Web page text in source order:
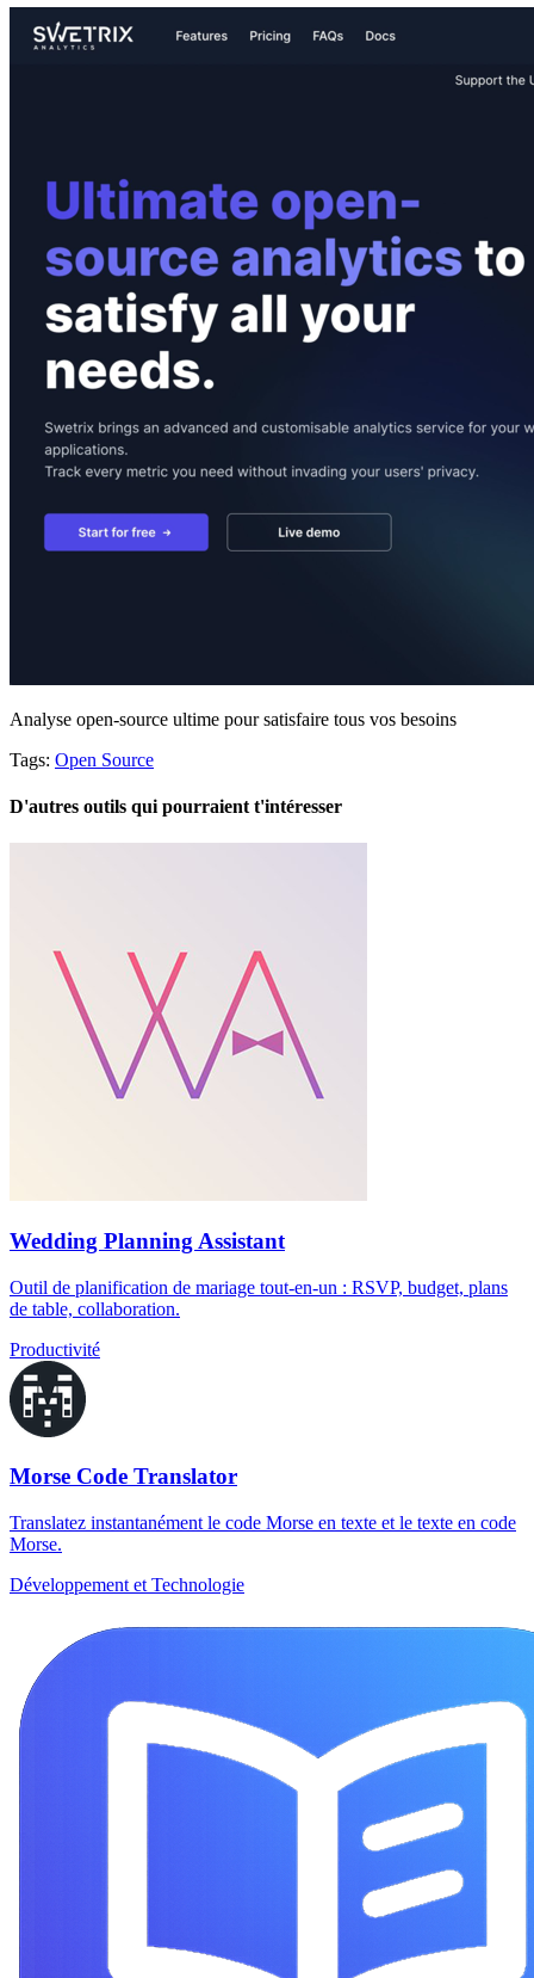
Analyse open-source ultime pour satisfaire tous vos besoins
Tags: Open Source
D'autres outils qui pourraient t'intéresser
Wedding Planning Assistant
Outil de planification de mariage tout-en-un : RSVP, budget, plans
de table, collaboration.
Productivité
Morse Code Translator
Translatez instantanément le code Morse en texte et le texte en code
Morse.
Développement et Technologie